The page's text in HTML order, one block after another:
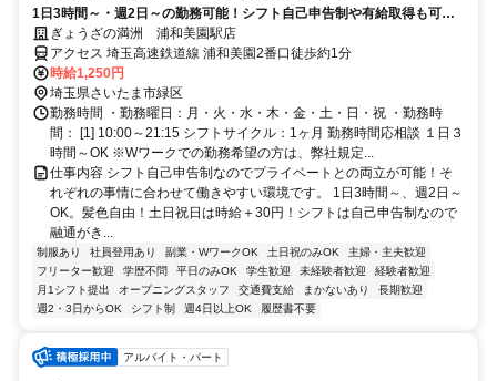
1日3時間～・週2日～の勤務可能！シフト自己申告制や有給取得も可能
でプライベートとの両立も出来ます！
ぎょうざの満洲 浦和美園駅店
アクセス 埼玉高速鉄道線 浦和美園2番口徒歩約1分
時給1,250円
埼玉県さいたま市緑区
勤務時間 ・勤務曜日：月・火・水・木・金・土・日・祝 ・勤務時
間： [1] 10:00～21:15 シフトサイクル：1ヶ月 勤務時間応相談 １日３
時間～OK ※Wワークでの勤務希望の方は、弊社規定...
仕事内容 シフト自己申告制なのでプライベートとの両立が可能！そ
れぞれの事情に合わせて働きやすい環境です。 1日3時間～、週2日～
OK。髪色自由！土日祝日は時給＋30円！シフトは自己申告制なので
融通がき...
制服あり 社員登用あり 副業・WワークOK 土日祝のみOK
主婦・主夫歓迎
フリーター歓迎
学歴不問 平日のみOK 学生歓迎 未経験者歓迎
経験者歓迎
月1シフト提出
オープニングスタッフ 交通費支給 まかないあり
長期歓迎
週2・3日からOK
シフト制 週4日以上OK 履歴書不要
アルバイト・パート